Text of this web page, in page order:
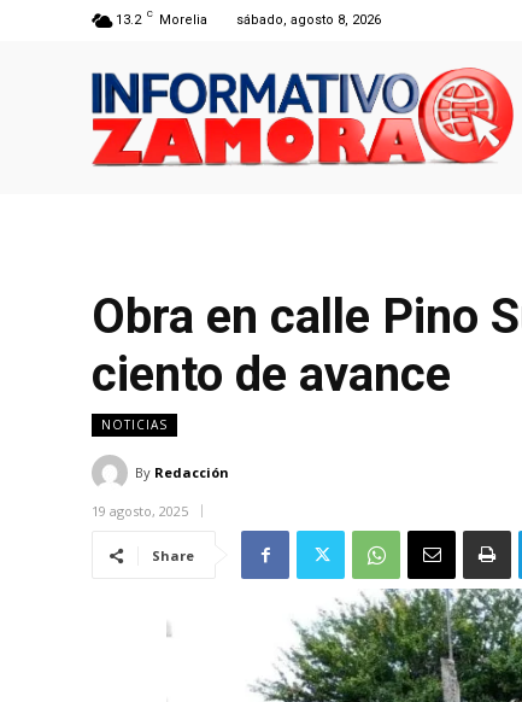
13.2 C Morelia sábado, agosto 8, 2026
Obra en calle Pino
ciento de avance
NOTICIAS
By Redacción
19 agosto, 2025
Share